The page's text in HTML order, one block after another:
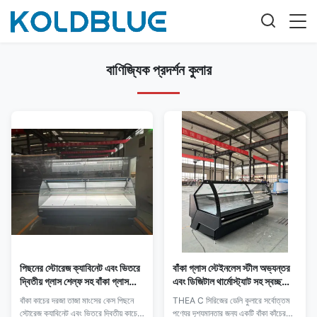
বাণিজ্যিক প্রদর্শন কুলার
পিছনের স্টোরেজ ক্যাবিনেট এবং ভিতরে
দ্বিতীয় গ্লাস শেল্ফ সহ বাঁকা গ্লাস
ডোর টাটকা মাংসের কেস
বাঁকা কাচের দরজা তাজা মাংসের কেস পিছনে
স্টোরেজ ক্যাবিনেট এবং ভিতরে দ্বিতীয় কাচের
বাঁকা গ্লাস স্টেইনলেস স্টীল অভ্যন্তর
এবং ডিজিটাল থার্মোস্ট্যাট সহ স্বচ্ছ
ডেলি কুলার
THEA C সিরিজের ডেলি কুলারে সর্বোত্তম
পণ্যের দৃশ্যমানতার জন্য একটি বাঁকা কাঁচের